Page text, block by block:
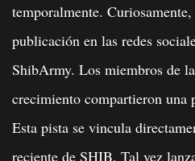
temporalmente.
publicación en las redes
ShibArmy. Los miembros de
crecimiento compartieron una
Esta pista se vincula
reciente de SHIB. Tal vez